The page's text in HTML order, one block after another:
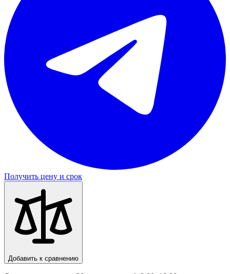
Получить цену и срок
Добавить к сравнению